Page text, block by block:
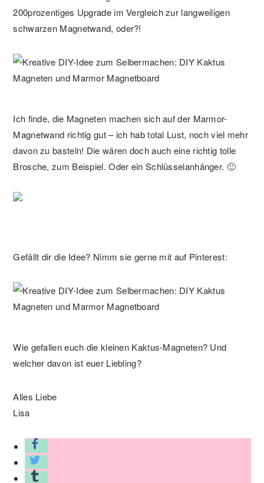
200prozentiges Upgrade im Vergleich zur langweiligen
schwarzen Magnetwand, oder?!
Ich finde, die Magneten machen sich auf der Marmor-
Magnetwand richtig gut – ich hab total Lust, noch viel mehr
davon zu basteln! Die wären doch auch eine richtig tolle
Brosche, zum Beispiel. Oder ein Schlüsselanhänger. 🙂
Gefällt dir die Idee? Nimm sie gerne mit auf Pinterest:
Wie gefallen euch die kleinen Kaktus-Magneten? Und
welcher davon ist euer Liebling?
Alles Liebe
Lisa